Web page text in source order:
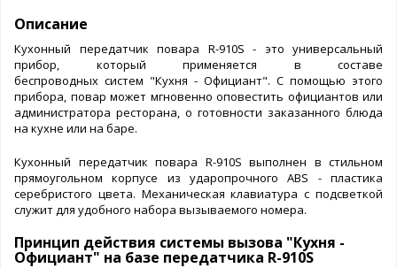
Описание
Кухонный передатчик повара R-910S - это универсальный
прибор, который применяется в составе
беспроводных систем "Кухня - Официант". С помощью этого
прибора, повар может мгновенно оповестить официантов или
администратора ресторана, о готовности заказанного блюда
на кухне или на баре.
Кухонный передатчик повара R-910S выполнен в стильном
прямоугольном корпусе из ударопрочного ABS - пластика
серебристого цвета. Механическая клавиатура с подсветкой
служит для удобного набора вызываемого номера.
Принцип действия системы вызова "Кухня -
Официант" на базе передатчика R-910S